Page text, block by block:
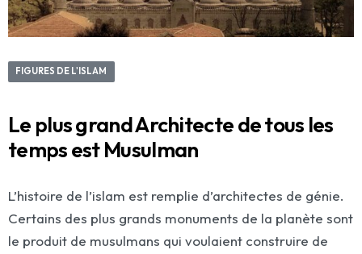
FIGURES DE L'ISLAM
Le plus grand Architecte de tous les
temps est Musulman
L’histoire de l’islam est remplie d’architectes de génie.
Certains des plus grands monuments de la planète sont
le produit de musulmans qui voulaient construire de